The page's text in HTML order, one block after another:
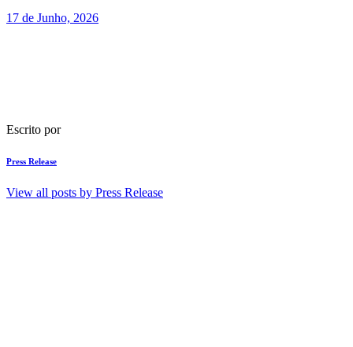
17 de Junho, 2026
Escrito por
Press Release
View all posts by Press Release